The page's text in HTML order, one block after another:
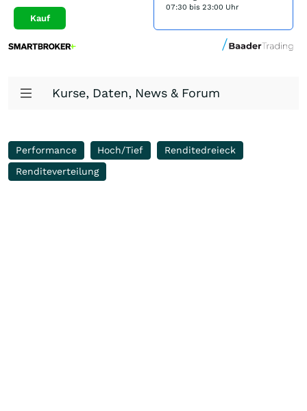
Kauf
07:30 bis 23:00 Uhr
Kurse, Daten, News & Forum
Performance Hoch/Tief
Renditedreieck
Renditeverteilung